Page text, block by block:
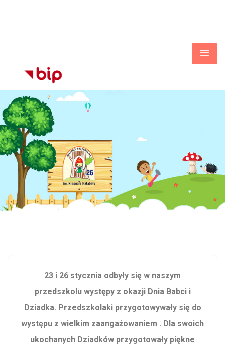
23 i 26 stycznia odbyły się w naszym
przedszkolu występy z okazji Dnia Babci i
Dziadka. Przedszkolaki przygotowywały się do
występu z wielkim zaangażowaniem . Dla swoich
ukochanych Dziadków przygotowały piękne